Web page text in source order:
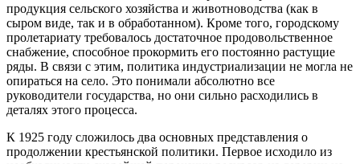
продукция сельского хозяйства и животноводства (как в
сыром виде, так и в обработанном). Кроме того, городскому
пролетариату требовалось достаточное продовольственное
снабжение, способное прокормить его постоянно растущие
ряды. В связи с этим, политика индустриализации не могла не
опираться на село. Это понимали абсолютно все
руководители государства, но они сильно расходились в
деталях этого процесса.
К 1925 году сложилось два основных представления о
продолжении крестьянской политики. Первое исходило из